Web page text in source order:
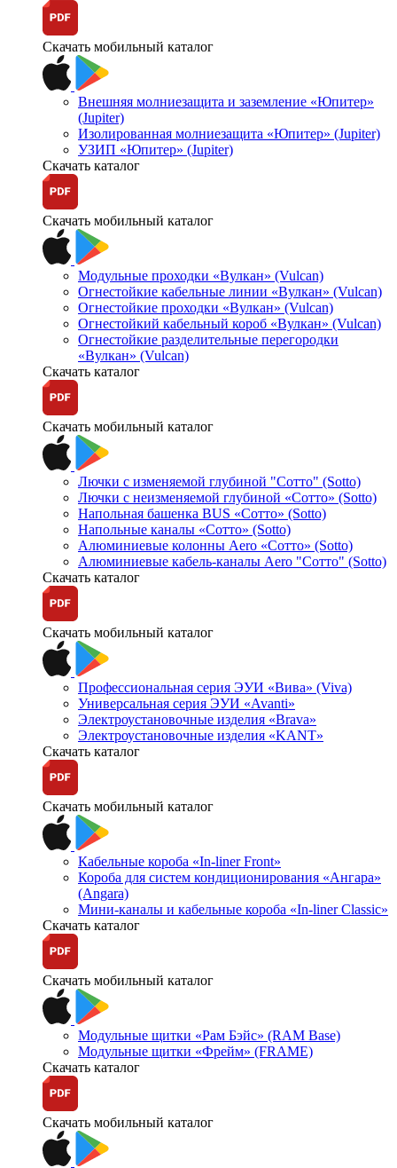
Скачать мобильный каталог
Внешняя молниезащита и заземление «Юпитер»
(Jupiter)
Изолированная молниезащита «Юпитер» (Jupiter)
УЗИП «Юпитер» (Jupiter)
Скачать каталог
Скачать мобильный каталог
Модульные проходки «Вулкан» (Vulcan)
Огнестойкие кабельные линии «Вулкан» (Vulcan)
Огнестойкие проходки «Вулкан» (Vulcan)
Огнестойкий кабельный короб «Вулкан» (Vulcan)
Огнестойкие разделительные перегородки
«Вулкан» (Vulcan)
Скачать каталог
Скачать мобильный каталог
Лючки с изменяемой глубиной "Сотто" (Sotto)
Лючки с неизменяемой глубиной «Сотто» (Sotto)
Напольная башенка BUS «Сотто» (Sotto)
Напольные каналы «Сотто» (Sotto)
Алюминиевые колонны Aero «Сотто» (Sotto)
Алюминиевые кабель-каналы Aero "Сотто" (Sotto)
Скачать каталог
Скачать мобильный каталог
Профессиональная серия ЭУИ «Вива» (Viva)
Универсальная серия ЭУИ «Avanti»
Электроустановочные изделия «Brava»
Электроустановочные изделия «KANT»
Скачать каталог
Скачать мобильный каталог
Кабельные короба «In-liner Front»
Короба для систем кондиционирования «Ангара»
(Angara)
Мини-каналы и кабельные короба «In-liner Classic»
Скачать каталог
Скачать мобильный каталог
Модульные щитки «Рам Бэйс» (RAM Base)
Модульные щитки «Фрейм» (FRAME)
Скачать каталог
Скачать мобильный каталог